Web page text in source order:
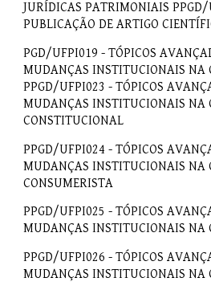
JURÍDICAS PATRIMONIAIS
PUBLICAÇÃO DE ARTIGO
PGD/UFPI019 - TÓPICOS
MUDANÇAS INSTITUCIONAIS NA
PPGD/UFPI023 - TÓPICOS
MUDANÇAS INSTITUCIONAIS NA
CONSTITUCIONAL
PPGD/UFPI024 - TÓPICOS
MUDANÇAS INSTITUCIONAIS NA
CONSUMERISTA
PPGD/UFPI025 - TÓPICOS
MUDANÇAS INSTITUCIONAIS NA
PPGD/UFPI026 - TÓPICOS
MUDANÇAS INSTITUCIONAIS NA